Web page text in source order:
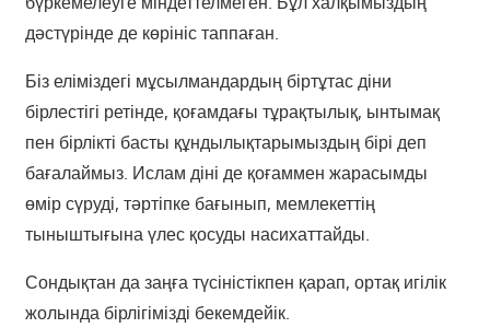
дәстүрінде де көрініс таппаған.
Біз еліміздегі мұсылмандардың біртұтас діни
бірлестігі ретінде, қоғамдағы тұрақтылық, ынтымақ
пен бірлікті басты құндылықтарымыздың бірі деп
бағалаймыз. Ислам діні де қоғаммен жарасымды
өмір сүруді, тәртіпке бағынып, мемлекеттің
тыныштығына үлес қосуды насихаттайды.
Сондықтан да заңға түсіністікпен қарап, ортақ игілік
жолында бірлігімізді бекемдейік.